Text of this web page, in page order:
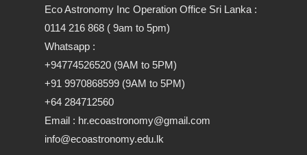
Eco Astronomy Inc Operation Office Sri Lanka :
0114 216 868 ( 9am to 5pm)
Whatsapp :
+94774526520 (9AM to 5PM)
+91 9970868599 (9AM to 5PM)
+64 284712560
Email : hr.ecoastronomy@gmail.com
info@ecoastronomy.edu.lk